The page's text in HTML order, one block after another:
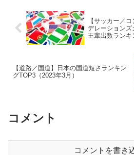
【サッカー／
デレーションズ
王輩出数ランキ
【道路／国道】日本の国道短さランキン
グTOP3（2023年3月）
コメント
コメントを書き